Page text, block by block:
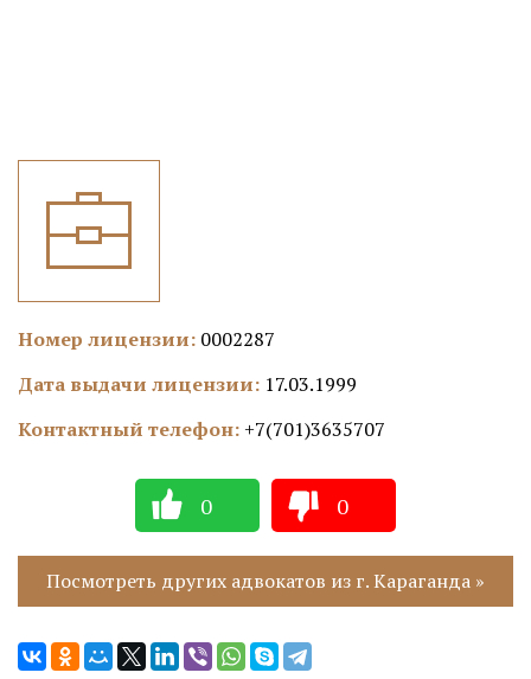
Номер лицензии: 0002287
Дата выдачи лицензии: 17.03.1999
Контактный телефон: +7(701)3635707
0 0
Посмотреть других адвокатов из г. Караганда »